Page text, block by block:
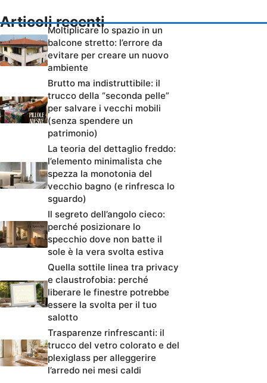
Articoli recenti
Moltiplicare lo spazio in un
balcone stretto: l’errore da
evitare per creare un nuovo
ambiente
Brutto ma indistruttibile: il
trucco della “seconda pelle”
per salvare i vecchi mobili
(senza spendere un
patrimonio)
La teoria del dettaglio freddo:
l’elemento minimalista che
spezza la monotonia del
vecchio bagno (e rinfresca lo
sguardo)
Il segreto dell’angolo cieco:
perché posizionare lo
specchio dove non batte il
sole è la vera svolta estiva
Quella sottile linea tra privacy
e claustrofobia: perché
liberare le finestre potrebbe
essere la svolta per il tuo
salotto
Trasparenze rinfrescanti: il
trucco del vetro colorato e del
plexiglass per alleggerire
l’arredo nei mesi caldi